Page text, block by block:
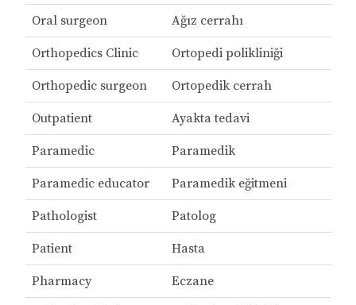
Oral surgeon Ağız cerrahı
Orthopedics Clinic Ortopedi polikliniği
Orthopedic surgeon Ortopedik cerrah
Outpatient Ayakta tedavi
Paramedic Paramedik
Paramedic educator Paramedik eğitmeni
Pathologist Patolog
Patient Hasta
Pharmacy Eczane